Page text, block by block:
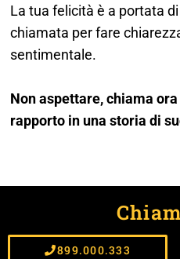
La tua felicità è a portata
chiamata per fare
sentimentale.
Non aspettare, chiama
rapporto in una storia di
899.000.333